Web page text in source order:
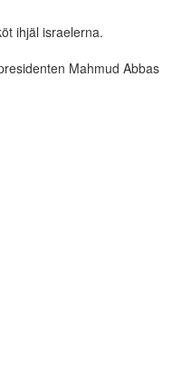
ihjäl israelerna.
Mahmud Abbas